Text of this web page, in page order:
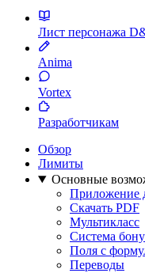
Лист персонажа
Anima
Vortex
Разработчикам
Обзор
Лимиты
Основные
Приложение
Скачать PDF
Мультикласс
Система
Поля с
Переводы